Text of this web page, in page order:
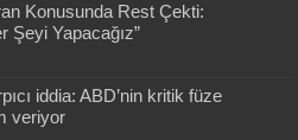
Konusunda Rest Çekti:
Şeyi Yapacağız”
iddia: ABD’nin kritik füze
veriyor